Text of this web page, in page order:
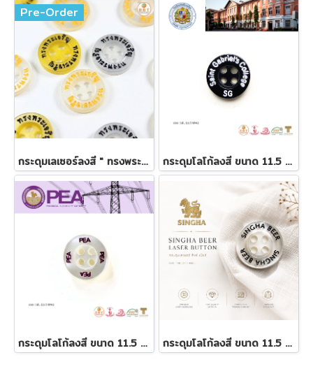
Pre-Order
กระดุมเลเซอร์ลงสี " ทรงพระเจริญ " กระดุมโลโก้ลงสี ขนาด 11.5 มิล
กระดุมโลโก้ลงสี ขนาด 11.5 มิล กระดุมโลโก้ลงสี ขนาด 11.5 มิล